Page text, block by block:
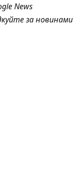
News
за новинами